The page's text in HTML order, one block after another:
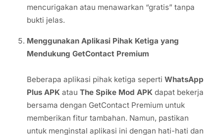
mencurigakan atau menawarkan “gratis” tanpa
bukti jelas.
Menggunakan Aplikasi Pihak Ketiga yang
Mendukung GetContact Premium
Beberapa aplikasi pihak ketiga seperti WhatsApp
Plus APK atau The Spike Mod APK dapat bekerja
bersama dengan GetContact Premium untuk
memberikan fitur tambahan. Namun, pastikan
untuk menginstal aplikasi ini dengan hati-hati dan